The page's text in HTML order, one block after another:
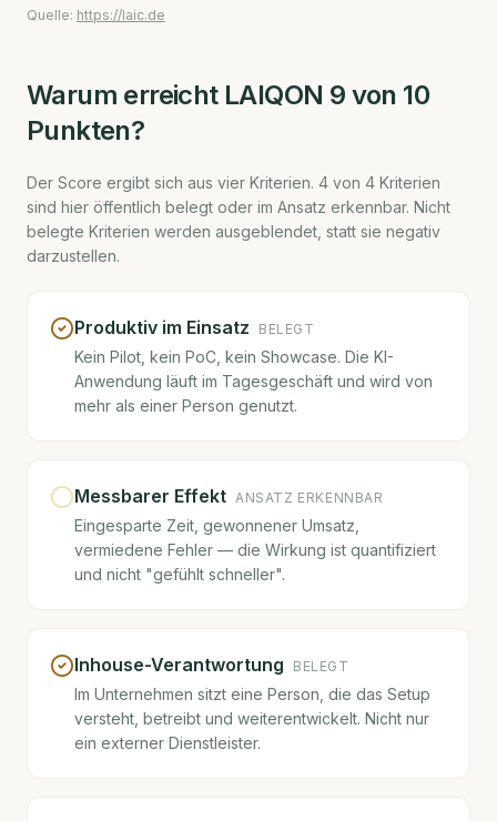
Quelle: https://laic.de
Warum erreicht LAIQON 9 von 10
Punkten?
Der Score ergibt sich aus vier Kriterien. 4 von 4 Kriterien
sind hier öffentlich belegt oder im Ansatz erkennbar. Nicht
belegte Kriterien werden ausgeblendet, statt sie negativ
darzustellen.
Produktiv im Einsatz BELEGT
Kein Pilot, kein PoC, kein Showcase. Die KI-
Anwendung läuft im Tagesgeschäft und wird von
mehr als einer Person genutzt.
Messbarer Effekt ANSATZ ERKENNBAR
Eingesparte Zeit, gewonnener Umsatz,
vermiedene Fehler — die Wirkung ist quantifiziert
und nicht "gefühlt schneller".
Inhouse-Verantwortung BELEGT
Im Unternehmen sitzt eine Person, die das Setup
versteht, betreibt und weiterentwickelt. Nicht nur
ein externer Dienstleister.